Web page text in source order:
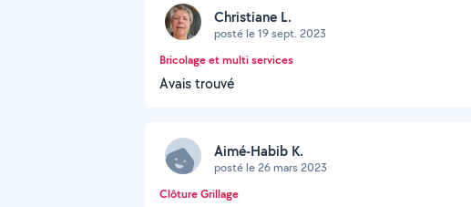
Christiane L.
posté le 19 sept. 2023
Bricolage et multi services
Avais trouvé
Aimé-Habib K.
posté le 26 mars 2023
Clôture Grillage